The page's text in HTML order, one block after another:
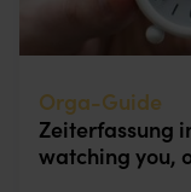
Orga-Guide
Zeiterfassung
watching you,